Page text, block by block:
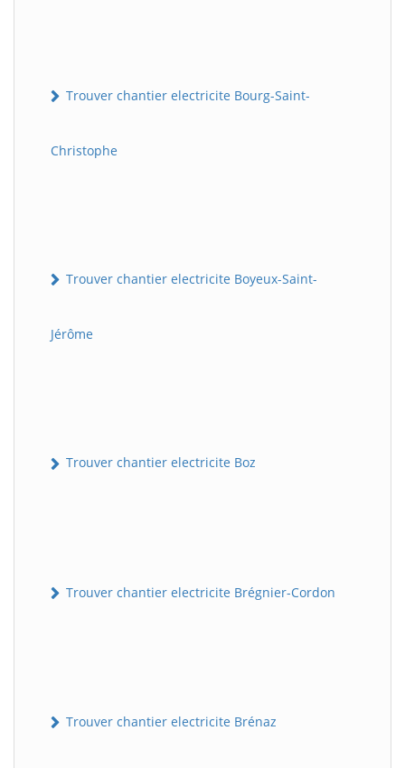
Trouver chantier electricite Bourg-Saint-
Christophe
Trouver chantier electricite Boyeux-Saint-
Jérôme
Trouver chantier electricite Boz
Trouver chantier electricite Brégnier-Cordon
Trouver chantier electricite Brénaz